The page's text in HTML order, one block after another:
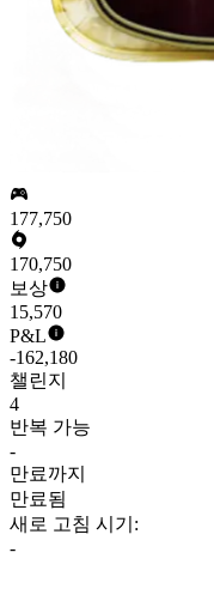
177,750
170,750
보상
15,570
P&L
-162,180
챌린지
4
반복 가능
-
만료까지
만료됨
새로 고침 시기:
-